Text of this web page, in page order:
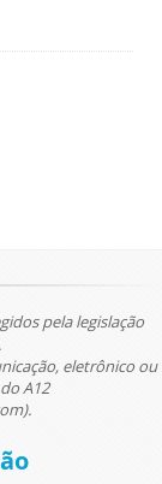
pela legislação
eletrônico ou
A12